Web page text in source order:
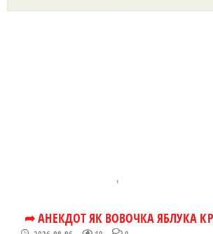
➦ АНЕКДОТ ЯК ВОВОЧКА ЯБЛУКА